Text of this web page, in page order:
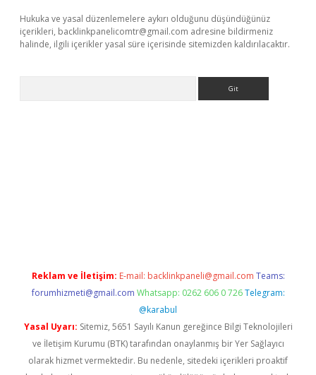
Hukuka ve yasal düzenlemelere aykırı olduğunu düşündüğünüz
içerikleri, backlinkpanelicomtr@gmail.com adresine bildirmeniz
halinde, ilgili içerikler yasal süre içerisinde sitemizden kaldırılacaktır.
Reklam ve İletişim: E-mail: backlinkpaneli@gmail.com Teams:
forumhizmeti@gmail.com Whatsapp: 0262 606 0 726 Telegram:
@karabul
Yasal Uyarı: Sitemiz, 5651 Sayılı Kanun gereğince Bilgi Teknolojileri
ve İletişim Kurumu (BTK) tarafından onaylanmış bir Yer Sağlayıcı
olarak hizmet vermektedir. Bu nedenle, sitedeki içerikleri proaktif